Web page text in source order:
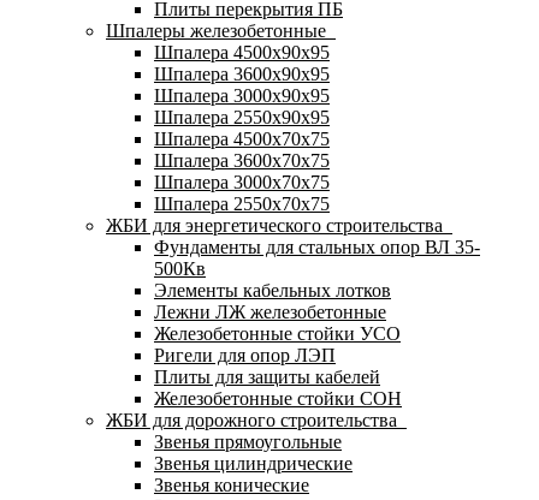
Плиты перекрытия ПБ
Шпалеры железобетонные
Шпалера 4500х90х95
Шпалера 3600х90х95
Шпалера 3000х90х95
Шпалера 2550х90х95
Шпалера 4500х70х75
Шпалера 3600х70х75
Шпалера 3000х70х75
Шпалера 2550х70х75
ЖБИ для энергетического строительства
Фундаменты для стальных опор ВЛ 35-
500Кв
Элементы кабельных лотков
Лежни ЛЖ железобетонные
Железобетонные стойки УСО
Ригели для опор ЛЭП
Плиты для защиты кабелей
Железобетонные стойки СОН
ЖБИ для дорожного строительства
Звенья прямоугольные
Звенья цилиндрические
Звенья конические